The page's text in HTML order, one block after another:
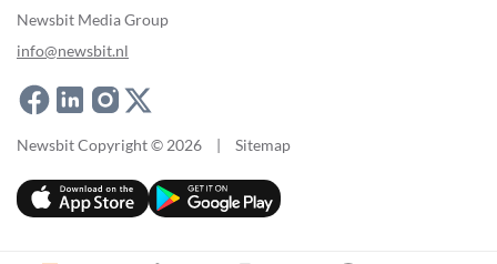
Newsbit Media Group
info@newsbit.nl
Newsbit Copyright © 2026 | Sitemap